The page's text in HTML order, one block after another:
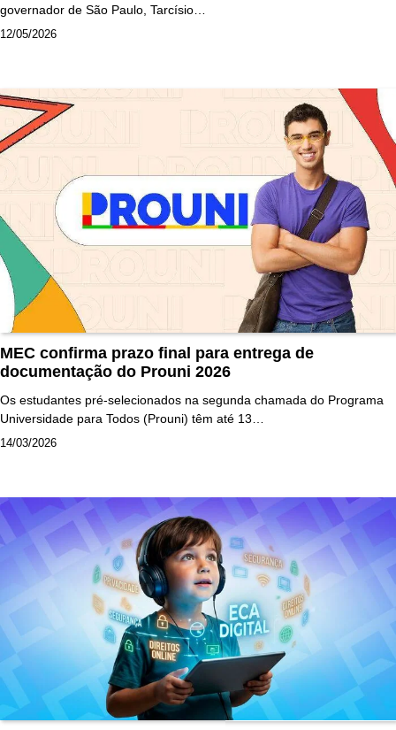
governador de São Paulo, Tarcísio…
12/05/2026
MEC confirma prazo final para entrega de
documentação do Prouni 2026
Os estudantes pré-selecionados na segunda chamada do Programa
Universidade para Todos (Prouni) têm até 13…
14/03/2026